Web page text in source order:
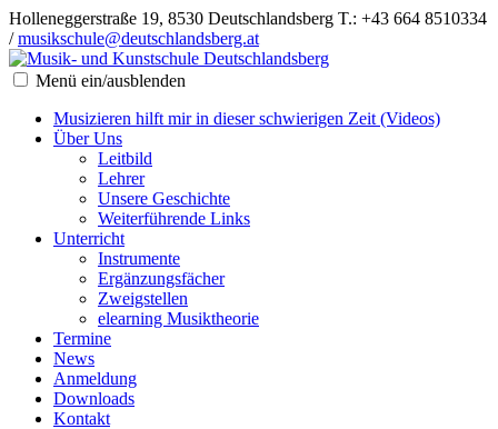
Holleneggerstraße 19, 8530 Deutschlandsberg T.: +43 664 8510334
/musikschule@deutschlandsberg.at
Menü ein/ausblenden
Musizieren hilft mir in dieser schwierigen Zeit (Videos)
Über Uns
Leitbild
Lehrer
Unsere Geschichte
Weiterführende Links
Unterricht
Instrumente
Ergänzungsfächer
Zweigstellen
elearning Musiktheorie
Termine
News
Anmeldung
Downloads
Kontakt